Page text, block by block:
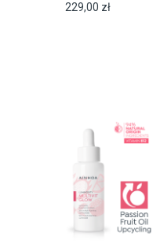
229,00 zł